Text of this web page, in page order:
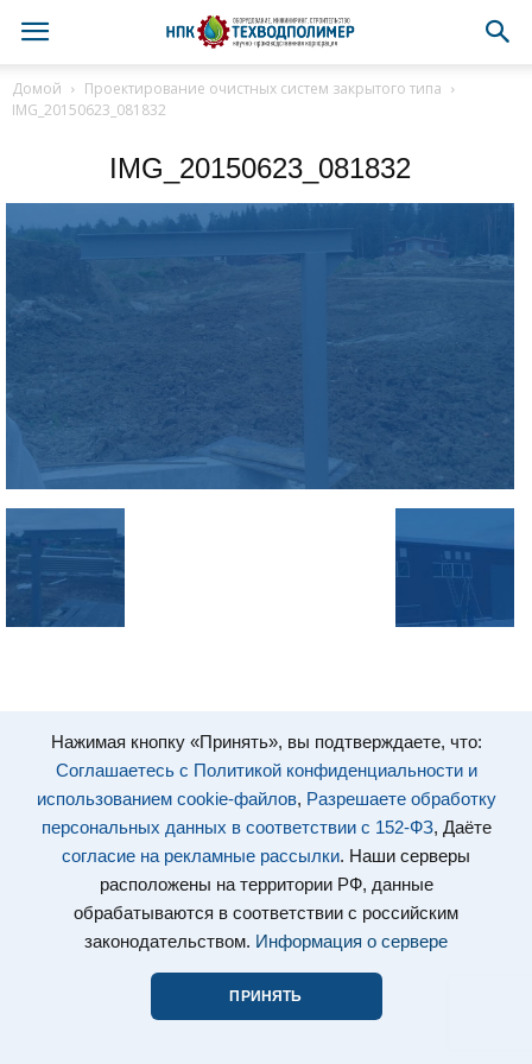
Нажимая кнопку «Принять», вы подтверждаете, что:
Соглашаетесь с Политикой конфиденциальности и
использованием cookie-файлов, Разрешаете обработку
персональных данных в соответствии с 152-ФЗ, Даёте
согласие на рекламные рассылки. Наши серверы
расположены на территории РФ, данные
обрабатываются в соответствии с российским
законодательством. Информация о сервере
ПРИНЯТЬ
Домой
Проектирование очистных систем закрытого типа
IMG_20150623_081832
IMG_20150623_081832